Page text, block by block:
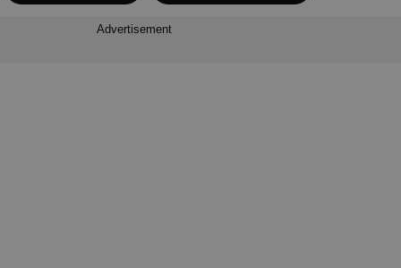
Advertisement